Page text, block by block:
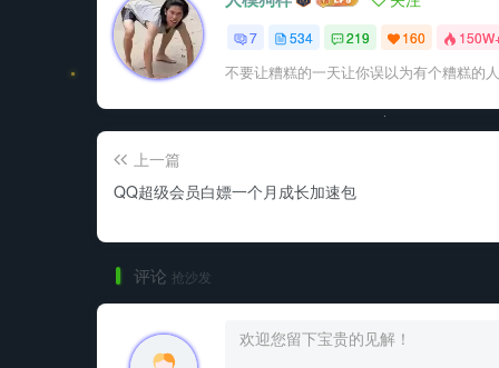
7 534 219 160
不要让糟糕的一天让你误以为有个糟糕的
上一篇
QQ超级会员白嫖一个月成长加速包
评论 抢沙发